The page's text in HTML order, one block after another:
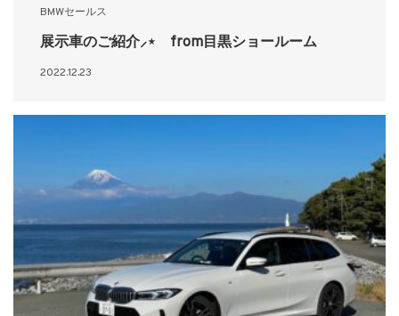
BMWセールス
展示車のご紹介⸝⋆ from目黒ショールーム
2022.12.23